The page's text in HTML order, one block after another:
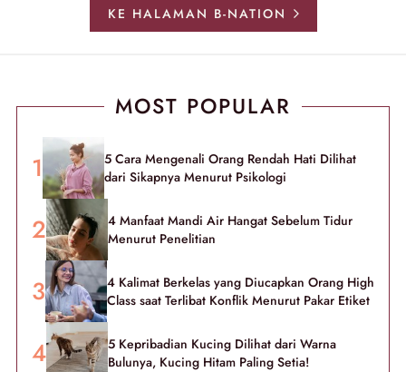
KE HALAMAN B-NATION
MOST POPULAR
5 Cara Mengenali Orang Rendah Hati Dilihat
dari Sikapnya Menurut Psikologi
4 Manfaat Mandi Air Hangat Sebelum Tidur
Menurut Penelitian
4 Kalimat Berkelas yang Diucapkan Orang High
Class saat Terlibat Konflik Menurut Pakar Etiket
5 Kepribadian Kucing Dilihat dari Warna
Bulunya, Kucing Hitam Paling Setia!